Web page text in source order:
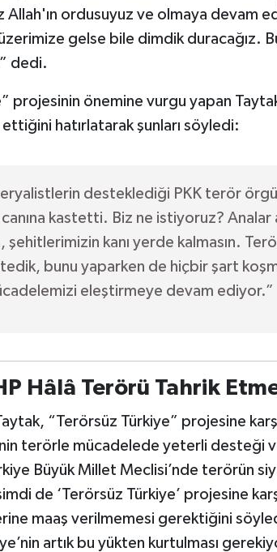
ordusuyuz ve olmaya devam
gelse bile dimdik duracağız.
dedi.
projesinin önemine vurgu yapan
hatırlatarak şunları söyledi:
desteklediği PKK terör
canına kastetti. Biz ne istiyoruz? Analar
şehitlerimizin kanı yerde kalmasın.
bunu yaparken de hiçbir şart
eleştirmeye devam ediyor.”
Hâlâ Terörü Tahrik
“Terörsüz Türkiye” projesine
terörle mücadelede yeterli desteği
Büyük Millet Meclisi’nde terörün
de ‘Terörsüz Türkiye’ projesine
maaş verilmemesi gerektiğini
artık bu yükten kurtulması